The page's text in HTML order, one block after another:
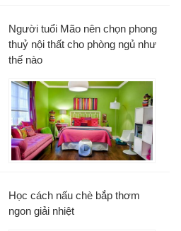
Người tuổi Mão nên chọn phong
thuỷ nội thất cho phòng ngủ như
thế nào
Học cách nấu chè bắp thơm
ngon giải nhiệt